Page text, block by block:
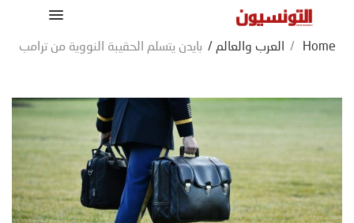
Home
/ العرب والعالم / بايدن يتسلم الحقيبة النووية من ترامب